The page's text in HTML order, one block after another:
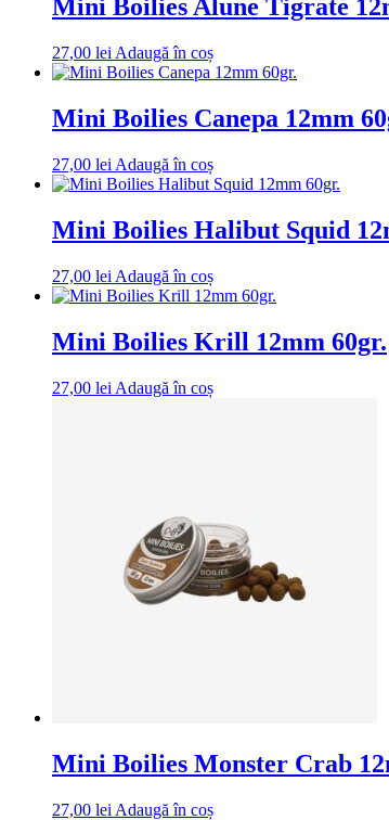
Mini Boilies Alune Tigrate
27,00 lei Adaugă în coș
Mini Boilies Canepa 12mm
27,00 lei Adaugă în coș
Mini Boilies Halibut Squid
27,00 lei Adaugă în coș
Mini Boilies Krill 12mm 60gr.
27,00 lei Adaugă în coș
Mini Boilies Monster Crab
27,00 lei Adaugă în coș